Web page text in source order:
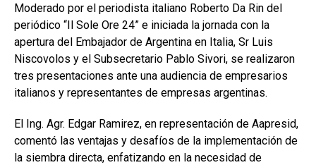
Moderado por el periodista italiano Roberto Da Rin del
periódico “Il Sole Ore 24” e iniciada la jornada con la
apertura del Embajador de Argentina en Italia, Sr Luis
Niscovolos y el Subsecretario Pablo Sivori, se realizaron
tres presentaciones ante una audiencia de empresarios
italianos y representantes de empresas argentinas.
El Ing. Agr. Edgar Ramirez, en representación de Aapresid,
comentó las ventajas y desafíos de la implementación de
la siembra directa, enfatizando en la necesidad de